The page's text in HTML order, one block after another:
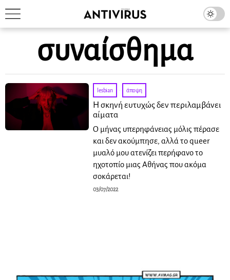
συναίσθημα
lesbian · άποψη
Η σκηνή ευτυχώς δεν περιλαμβάνει
αίματα
Ο μήνας υπερηφάνειας μόλις πέρασε
και δεν ακούμπησε, αλλά το queer
μυαλό μου ατενίζει περήφανο το
ηχοτοπίο μιας Αθήνας που ακόμα
σοκάρεται!
03/07/2022